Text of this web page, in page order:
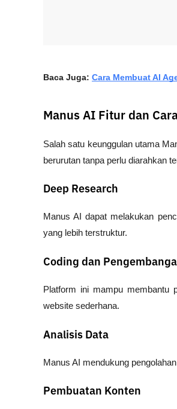
Baca Juga: Cara Membuat AI
Manus AI Fitur dan
Salah satu keunggulan utama
berurutan tanpa perlu diarahkan
Deep Research
Manus AI dapat melakukan
yang lebih terstruktur.
Coding dan
Platform ini mampu membantu
website sederhana.
Analisis Data
Manus AI mendukung
Pembuatan Konten